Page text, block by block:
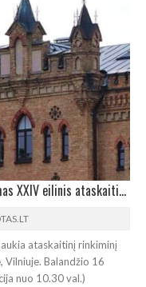
VILNIUJE RINKSIS ARCHITEKTAI: Šaukiamas XXIV eilinis ataskaitinis- suvažiavimas
ataskaitinį rinkiminį
Vilniuje. Balandžio 16
nuo 10.30 val.)